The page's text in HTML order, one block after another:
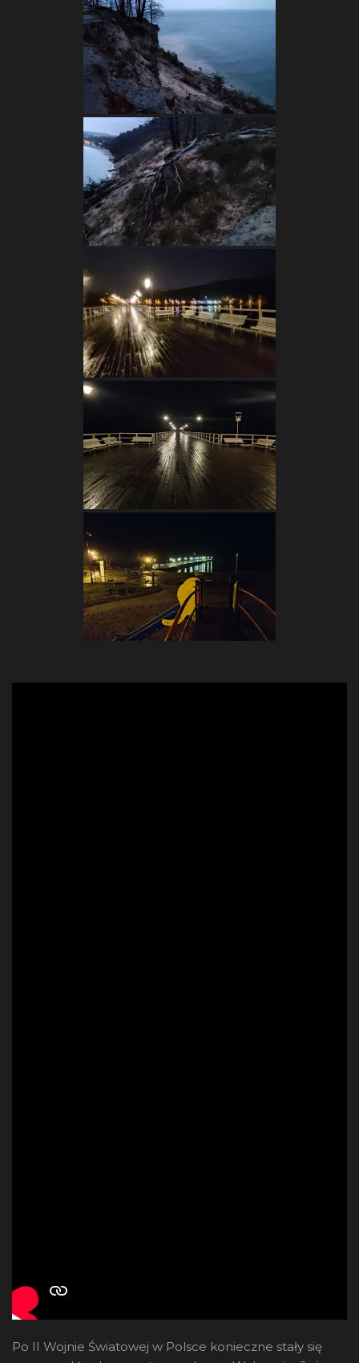
Po II Wojnie Światowej w Polsce konieczne stały się